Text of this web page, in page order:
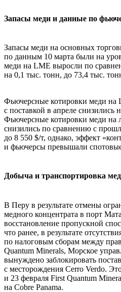
Запасы меди и данные по
Запасы меди на основных
по данным 10 марта были на
меди на LME выросли по
на 0,1 тыс. тонн, до 73,4 тыс.
Фьючерсные котировки меди на
с поставкой в апреле снизились
Фьючерсные котировки меди на
снизились по сравнению с
до 8 550 $/т, однако, эффект
и фьючерсы превышали
Добыча и транспортировка
В Перу в результате отмены
медного концентрата в порт
восстановление пропускной
что ранее, в результате
по налоговым сборам между
Quantum Minerals, Морское
вынуждено заблокировать
с месторождения Cerro Verdo.
и 23 февраля First Quantum
на Cobre Panama.